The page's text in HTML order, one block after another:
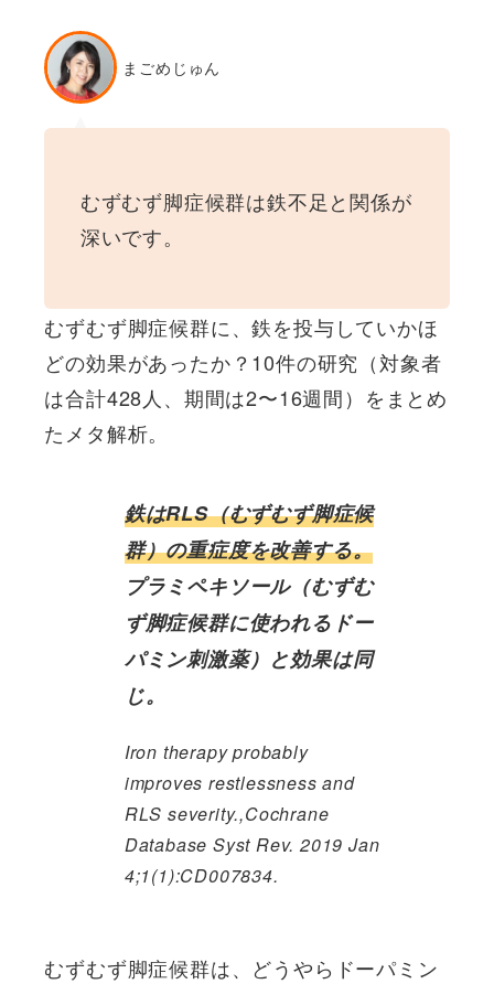
まごめじゅん
むずむず脚症候群は鉄不足と関係が
深いです。
むずむず脚症候群に、鉄を投与していかほ
どの効果があったか？10件の研究（対象者
は合計428人、期間は2〜16週間）をまとめ
たメタ解析。
鉄はRLS（むずむず脚症候
群）の重症度を改善する。
プラミペキソール（むずむ
ず脚症候群に使われるドー
パミン刺激薬）と効果は同
じ。
Iron therapy probably
improves restlessness and
RLS severity.,Cochrane
Database Syst Rev. 2019 Jan
4;1(1):CD007834.
むずむず脚症候群は、どうやらドーパミン